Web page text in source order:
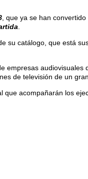
, que ya se han
su catálogo, que está
de televisión de un
al que acompañarán los